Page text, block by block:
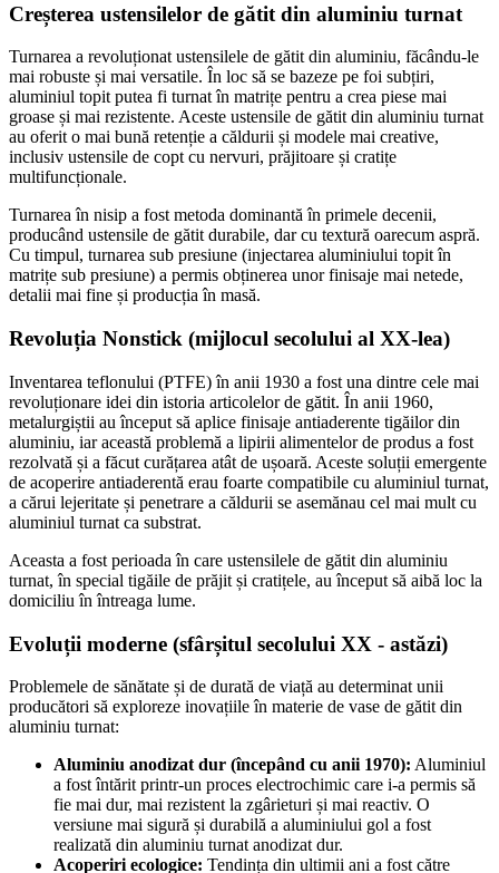
Creșterea ustensilelor de gătit din aluminiu turnat
Turnarea a revoluționat ustensilele de gătit din aluminiu, făcându-le
mai robuste și mai versatile. În loc să se bazeze pe foi subțiri,
aluminiul topit putea fi turnat în matrițe pentru a crea piese mai
groase și mai rezistente. Aceste ustensile de gătit din aluminiu turnat
au oferit o mai bună retenție a căldurii și modele mai creative,
inclusiv ustensile de copt cu nervuri, prăjitoare și cratițe
multifuncționale.
Turnarea în nisip a fost metoda dominantă în primele decenii,
producând ustensile de gătit durabile, dar cu textură oarecum aspră.
Cu timpul, turnarea sub presiune (injectarea aluminiului topit în
matrițe sub presiune) a permis obținerea unor finisaje mai netede,
detalii mai fine și producția în masă.
Revoluția Nonstick (mijlocul secolului al XX-lea)
Inventarea teflonului (PTFE) în anii 1930 a fost una dintre cele mai
revoluționare idei din istoria articolelor de gătit. În anii 1960,
metalurgiștii au început să aplice finisaje antiaderente tigăilor din
aluminiu, iar această problemă a lipirii alimentelor de produs a fost
rezolvată și a făcut curățarea atât de ușoară. Aceste soluții emergente
de acoperire antiaderentă erau foarte compatibile cu aluminiul turnat,
a cărui lejeritate și penetrare a căldurii se asemănau cel mai mult cu
aluminiul turnat ca substrat.
Aceasta a fost perioada în care ustensilele de gătit din aluminiu
turnat, în special tigăile de prăjit și cratițele, au început să aibă loc la
domiciliu în întreaga lume.
Evoluții moderne (sfârșitul secolului XX - astăzi)
Problemele de sănătate și de durată de viață au determinat unii
producători să exploreze inovațiile în materie de vase de gătit din
aluminiu turnat:
Aluminiu anodizat dur (începând cu anii 1970): Aluminiul
a fost întărit printr-un proces electrochimic care i-a permis să
fie mai dur, mai rezistent la zgârieturi și mai reactiv. O
versiune mai sigură și durabilă a aluminiului gol a fost
realizată din aluminiu turnat anodizat dur.
Acoperiri ecologice: Tendința din ultimii ani a fost către